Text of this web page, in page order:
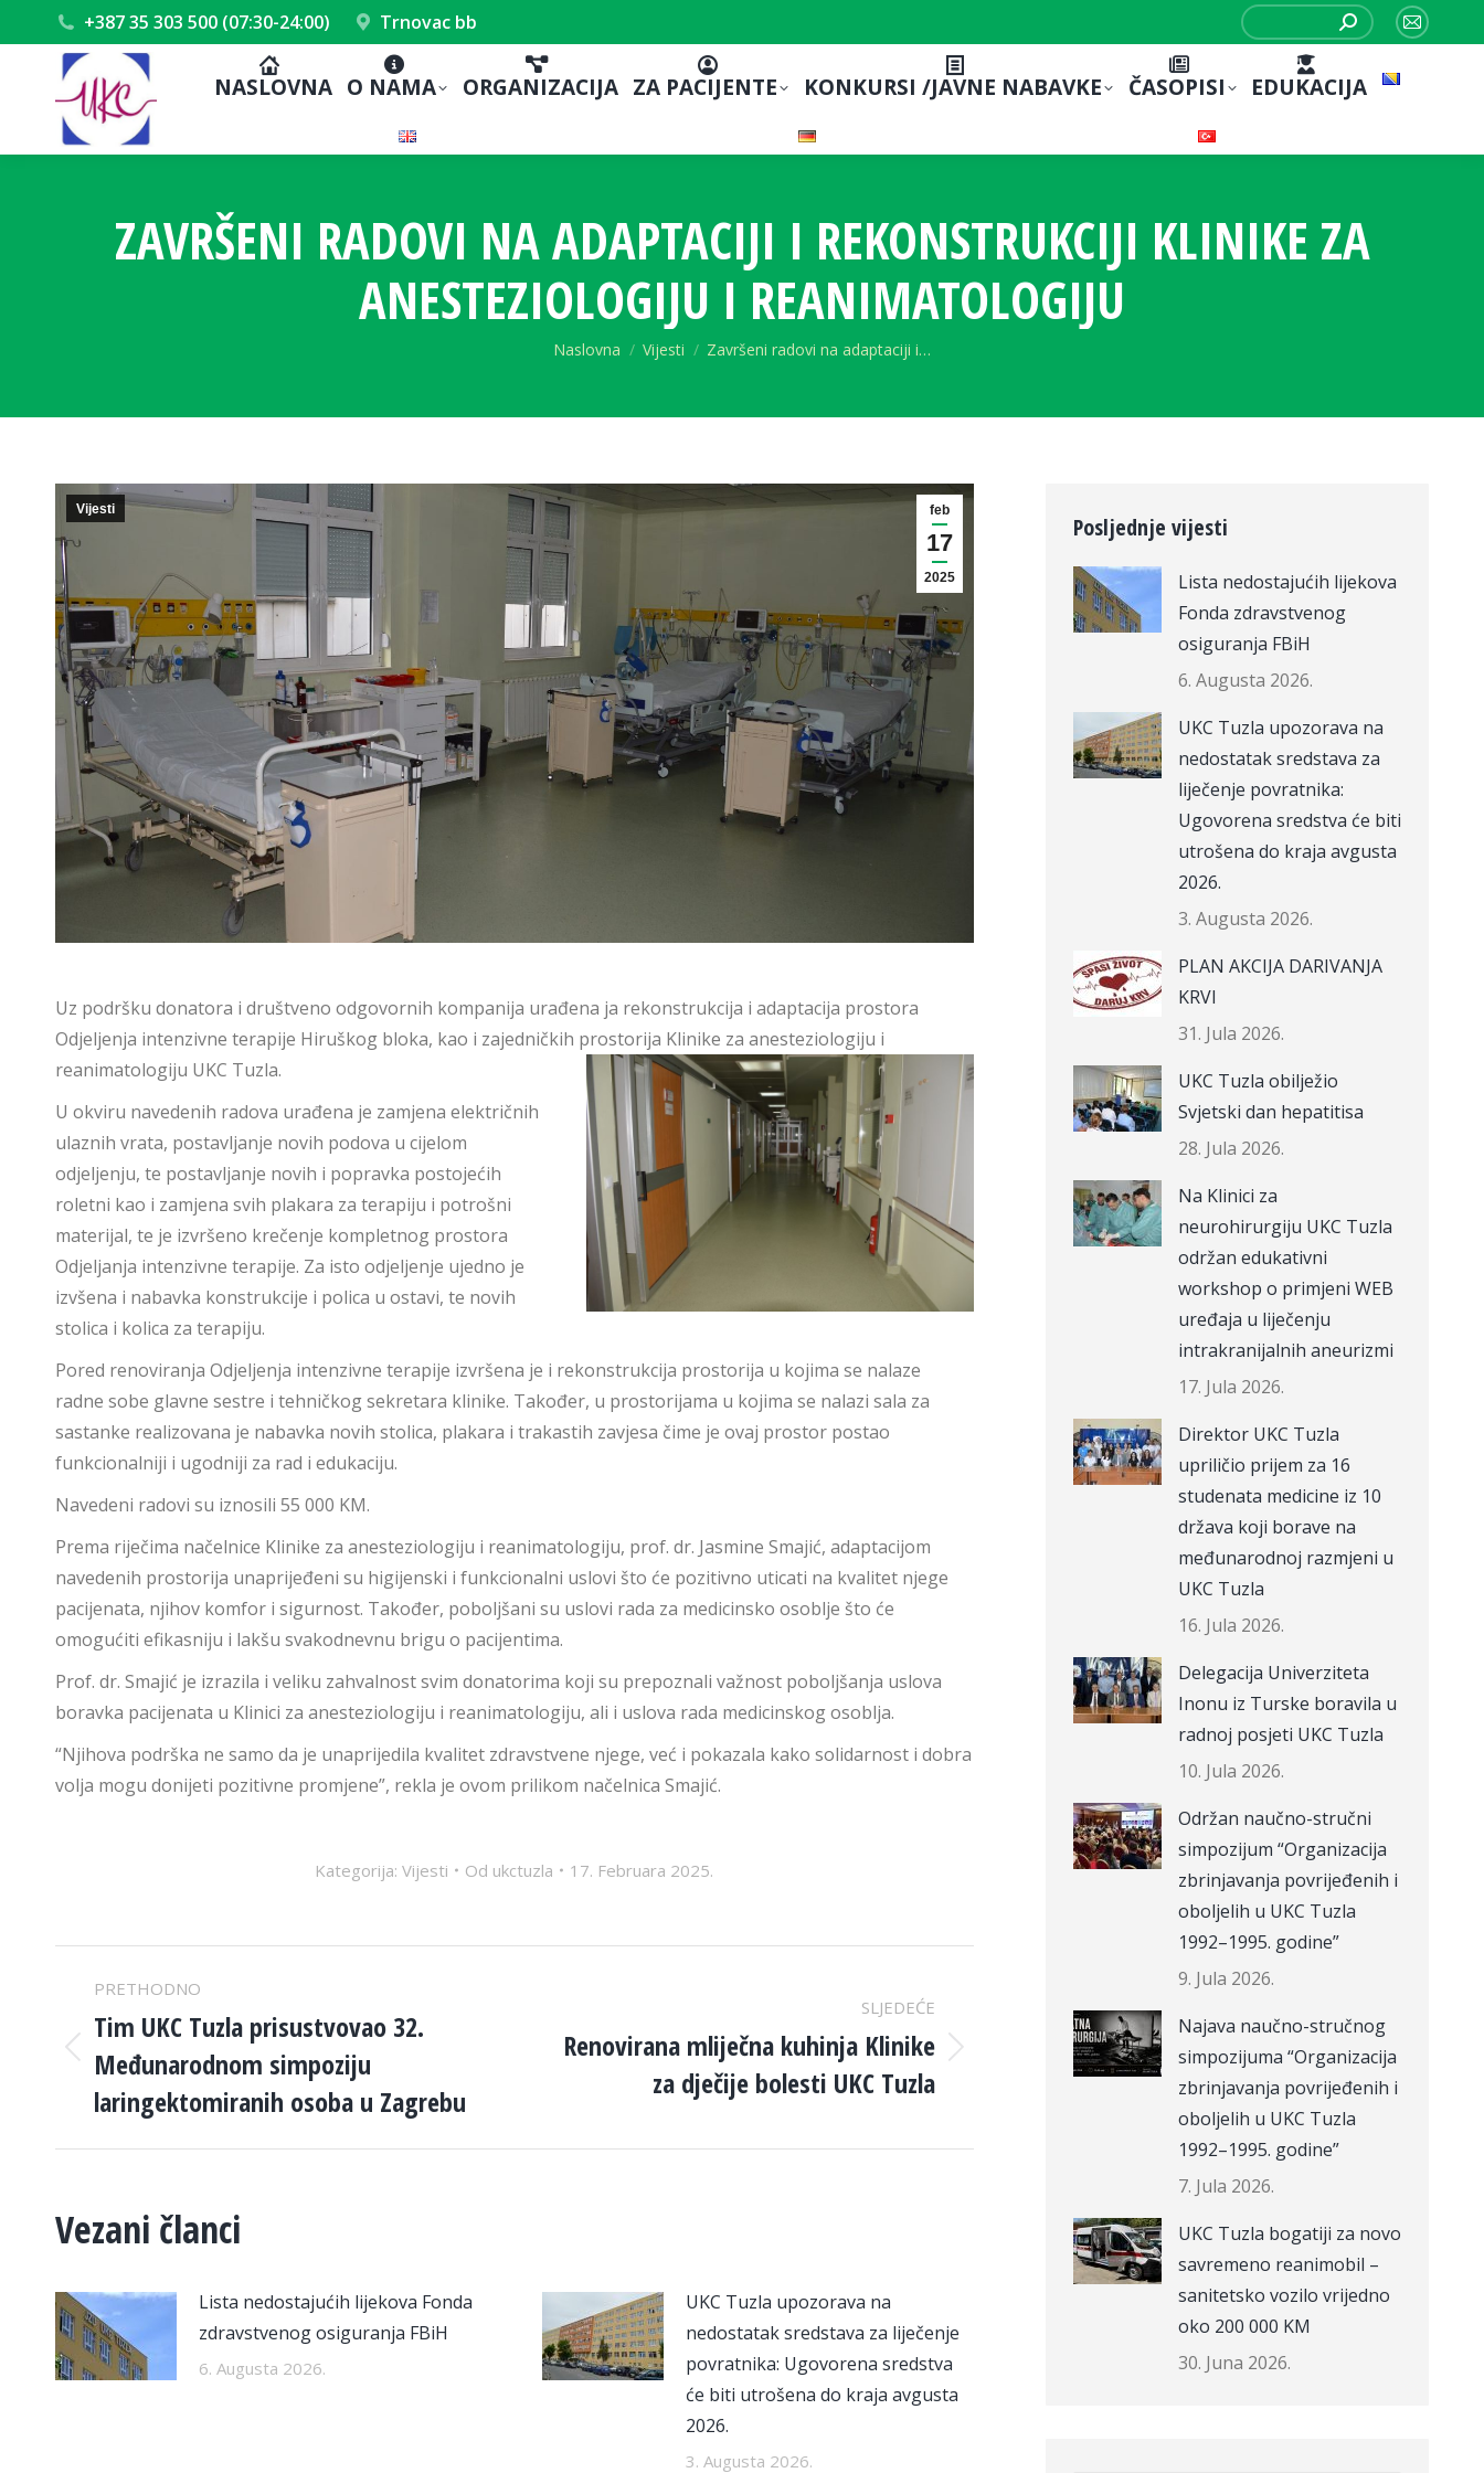
+387 35 303 500 (07:30-24:00) Trnovac bb
Search:
Mail
NASLOVNA O NAMA ORGANIZACIJA ZA PACIJENTE KONKURSI /JAVNE NABAVKE ČASOPISI EDUKACIJA
ZAVRŠENI RADOVI NA ADAPTACIJI I REKONSTRUKCIJI KLINIKE ZA
ANESTEZIOLOGIJU I REANIMATOLOGIJU
You are here:
Naslovna Vijesti Završeni radovi na adaptaciji i…
feb
17
2025
Vijesti
Uz podršku donatora i društveno odgovornih kompanija urađena ja rekonstrukcija i adaptacija prostora
Odjeljenja intenzivne terapije Hiruškog bloka, kao i zajedničkih prostorija Klinike za anesteziologiju i
reanimatologiju UKC Tuzla.
U okviru navedenih radova urađena je zamjena električnih
ulaznih vrata, postavljanje novih podova u cijelom
odjeljenju, te postavljanje novih i popravka postojećih
roletni kao i zamjena svih plakara za terapiju i potrošni
materijal, te je izvršeno krečenje kompletnog prostora
Odjeljanja intenzivne terapije. Za isto odjeljenje ujedno je
izvšena i nabavka konstrukcije i polica u ostavi, te novih
stolica i kolica za terapiju.
Pored renoviranja Odjeljenja intenzivne terapije izvršena je i rekonstrukcija prostorija u kojima se nalaze
radne sobe glavne sestre i tehničkog sekretara klinike. Također, u prostorijama u kojima se nalazi sala za
sastanke realizovana je nabavka novih stolica, plakara i trakastih zavjesa čime je ovaj prostor postao
funkcionalniji i ugodniji za rad i edukaciju.
Navedeni radovi su iznosili 55 000 KM.
Prema riječima načelnice Klinike za anesteziologiju i reanimatologiju, prof. dr. Jasmine Smajić, adaptacijom
navedenih prostorija unaprijeđeni su higijenski i funkcionalni uslovi što će pozitivno uticati na kvalitet njege
pacijenata, njihov komfor i sigurnost. Također, poboljšani su uslovi rada za medicinsko osoblje što će
omogućiti efikasniju i lakšu svakodnevnu brigu o pacijentima.
Prof. dr. Smajić je izrazila i veliku zahvalnost svim donatorima koji su prepoznali važnost poboljšanja uslova
boravka pacijenata u Klinici za anesteziologiju i reanimatologiju, ali i uslova rada medicinskog osoblja.
“Njihova podrška ne samo da je unaprijedila kvalitet zdravstvene njege, već i pokazala kako solidarnost i dobra
volja mogu donijeti pozitivne promjene”, rekla je ovom prilikom načelnica Smajić.
Kategorija:Vijesti Od ukctuzla 17. Februara 2025.
POST
NAVIGATION
PRETHODNO
Previous
post:
Tim UKC Tuzla prisustvovao 32.
Međunarodnom simpoziju
laringektomiranih osoba u Zagrebu
SLJEDEĆE
Next
Renovirana mliječna kuhinja Klinike
za dječije bolesti UKC Tuzla
Vezani članci
Lista nedostajućih lijekova Fonda
zdravstvenog osiguranja FBiH
6. Augusta 2026.
UKC Tuzla upozorava na
nedostatak sredstava za liječenje
povratnika: Ugovorena sredstva
će biti utrošena do kraja avgusta
2026.
3. Augusta 2026.
Posljednje vijesti
Lista nedostajućih lijekova
Fonda zdravstvenog
osiguranja FBiH
6. Augusta 2026.
UKC Tuzla upozorava na
nedostatak sredstava za
liječenje povratnika:
Ugovorena sredstva će biti
utrošena do kraja avgusta
2026.
3. Augusta 2026.
PLAN AKCIJA DARIVANJA
KRVI
31. Jula 2026.
UKC Tuzla obilježio
Svjetski dan hepatitisa
28. Jula 2026.
Na Klinici za
neurohirurgiju UKC Tuzla
održan edukativni
workshop o primjeni WEB
uređaja u liječenju
intrakranijalnih aneurizmi
17. Jula 2026.
Direktor UKC Tuzla
upriličio prijem za 16
studenata medicine iz 10
država koji borave na
međunarodnoj razmjeni u
UKC Tuzla
16. Jula 2026.
Delegacija Univerziteta
Inonu iz Turske boravila u
radnoj posjeti UKC Tuzla
10. Jula 2026.
Održan naučno-stručni
simpozijum “Organizacija
zbrinjavanja povrijeđenih i
oboljelih u UKC Tuzla
1992–1995. godine”
9. Jula 2026.
Najava naučno-stručnog
simpozijuma “Organizacija
zbrinjavanja povrijeđenih i
oboljelih u UKC Tuzla
1992–1995. godine”
7. Jula 2026.
UKC Tuzla bogatiji za novo
savremeno reanimobil –
sanitetsko vozilo vrijedno
oko 200 000 KM
30. Juna 2026.